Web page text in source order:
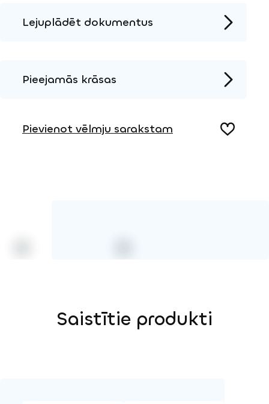
Lejuplādēt dokumentus
2D DWG – Sānu skats
3D DWG
Pieejamās krāsas
Pievienot vēlmju sarakstam
Saistītie produkti